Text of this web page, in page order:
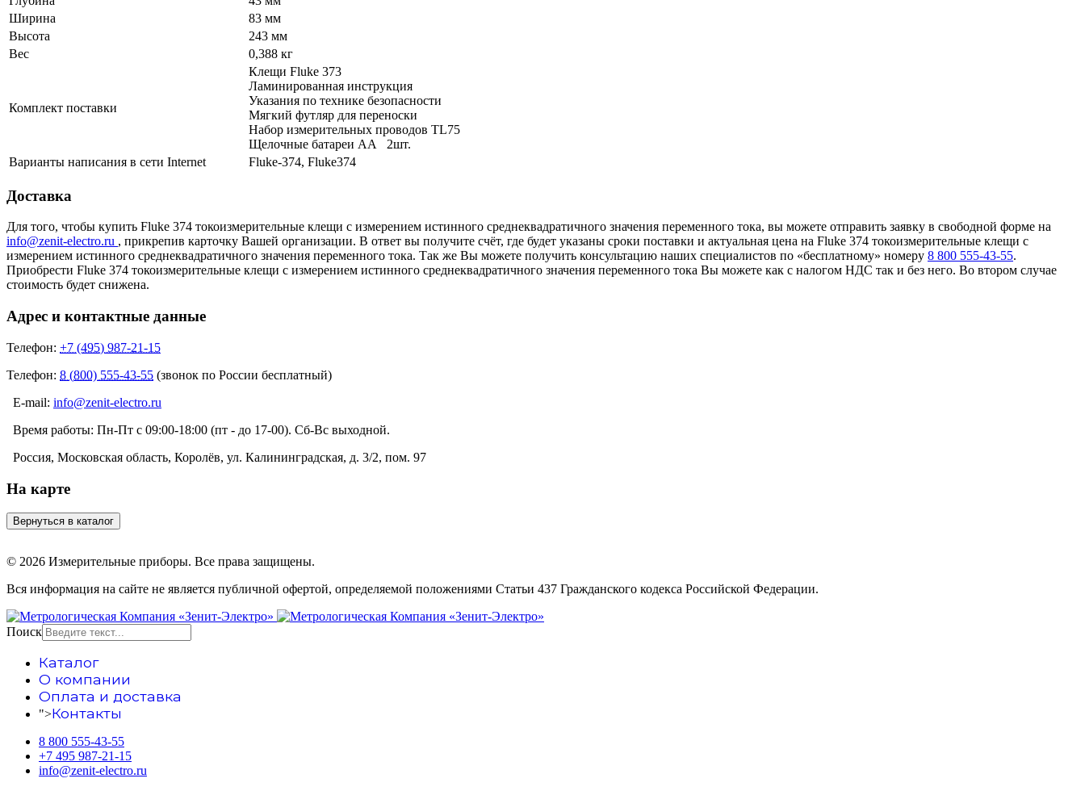
Ширина
83 мм
Высота
243 мм
Вес
0,388 кг
Комплект поставки
Клещи Fluke 373
Ламинированная инструкция
Указания по технике безопасности
Мягкий футляр для переноски
Набор измерительных проводов TL75
Щелочные батареи AA 2шт.
Варианты написания в сети Internet
Fluke-374, Fluke374
Доставка
Для того, чтобы купить Fluke 374 токоизмерительные клещи с измерением истинного среднеквадратичного значения переменного тока, вы можете отправить заявку в свободной форме на
info@zenit-electro.ru , прикрепив карточку Вашей организации. В ответ вы получите счёт, где будет указаны сроки поставки и актуальная цена на Fluke 374 токоизмерительные клещи с
измерением истинного среднеквадратичного значения переменного тока. Так же Вы можете получить консультацию наших специалистов по «бесплатному» номеру 8 800 555-43-55.
Приобрести Fluke 374 токоизмерительные клещи с измерением истинного среднеквадратичного значения переменного тока Вы можете как с налогом НДС так и без него. Во втором случае
стоимость будет снижена.
Адрес и контактные данные
Телефон: +7 (495) 987-21-15
Телефон: 8 (800) 555-43-55 (звонок по России бесплатный)
E-mail: info@zenit-electro.ru
Время работы: Пн-Пт с 09:00-18:00 (пт - до 17-00). Сб-Вс выходной.
Россия, Московская область, Королёв, ул. Калининградская, д. 3/2, пом. 97
На карте
© 2026 Измерительные приборы. Все права защищены.
Вся информация на сайте не является публичной офертой, определяемой положениями Статьи 437 Гражданского кодекса Российской Федерации.
Поиск
Каталог
О компании
Оплата и доставка
">Контакты
8 800 555-43-55
+7 495 987-21-15
info@zenit-electro.ru